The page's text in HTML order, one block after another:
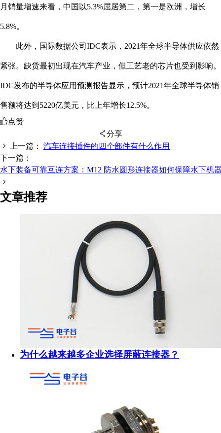
月销量增速来看，中国以5.3%屈居第二，第一是欧洲，增长
5.8%。
此外，国际数据公司IDC表示，2021年全球半导体供应依然
紧张。缺货最初出现在汽车产业，但工艺老的芯片也受到影响。
IDC发布的半导体应用预测报告显示，预计2021年全球半导体销
售额将达到5220亿美元，比上年增长12.5%。
点赞
分享
上一篇： 汽车连接插件的四个部件有什么作用
下一篇：
水下装备可靠互连方案：M12 防水圆形连接器如何保障水下机
文章推荐
为什么越来越多企业选择屏蔽连接器？